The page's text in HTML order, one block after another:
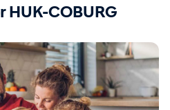
HUK-COBURG